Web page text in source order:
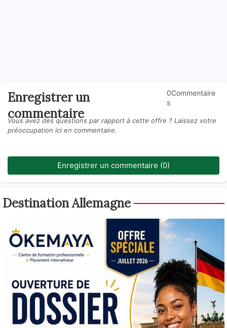
Enregistrer un
commentaire
0Commentaire
s
Vous avez des questions par rapport à cette offre ? Laissez votre
préoccupation ici en commentaire.
Enregistrer un commentaire (0)
Destination Allemagne